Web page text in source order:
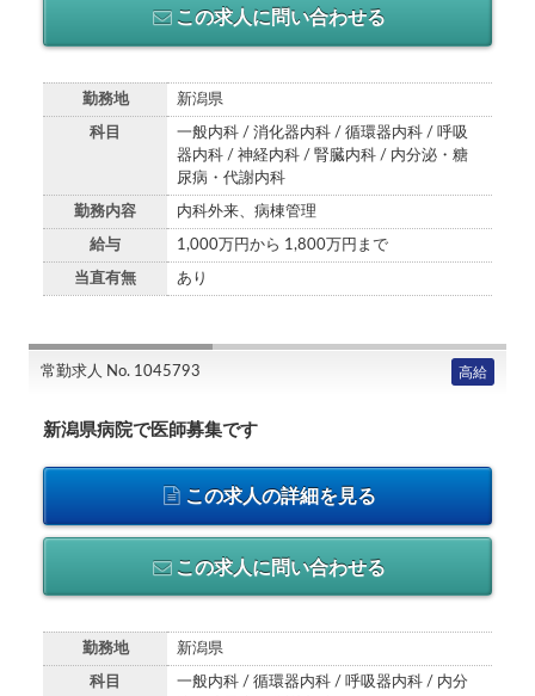
この求人に問い合わせる
勤務地 新潟県
科目
一般内科 / 消化器内科 / 循環器内科 / 呼吸
器内科 / 神経内科 / 腎臓内科 / 内分泌・糖
尿病・代謝内科
勤務内容 内科外来、病棟管理
給与 1,000万円から 1,800万円まで
当直有無 あり
常勤求人 No. 1045793 高給
新潟県病院で医師募集です
この求人の詳細を見る
この求人に問い合わせる
勤務地 新潟県
科目
一般内科 / 循環器内科 / 呼吸器内科 / 内分